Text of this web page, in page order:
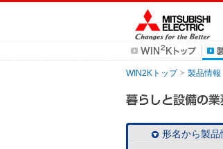
WIN2Kトップ 製品情報
形名から製品